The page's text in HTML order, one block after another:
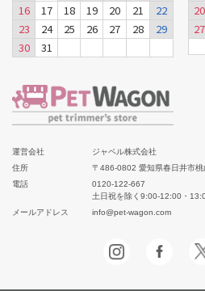
16
17 18 19 20 21
22
23
24 25 26 27 28
29
30
31
20
27
運営会社
ジャペル株式会社
住所
〒486-0802 愛知県春日井市
電話
0120-122-667
土日祝を除く9:00-12:00・
メールアドレス
info@pet-wagon.com